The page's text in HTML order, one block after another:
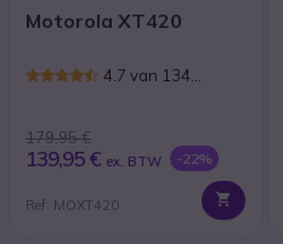
Motorola XT420
4.7 van 134
179,95 €
139,95 € ex. BTW -22%
Ref: MOXT420